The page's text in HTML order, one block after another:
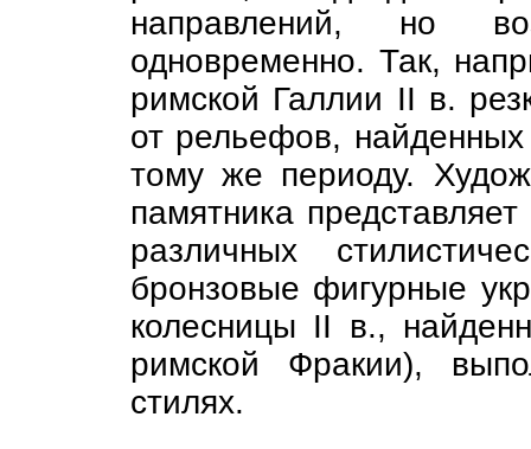
направлений, но
одновременно. Так,
римской Галлии II в.
от рельефов,
тому же периоду.
памятника
различных
бронзовые фигурные
колесницы II в.,
римской Фракии),
стилях.